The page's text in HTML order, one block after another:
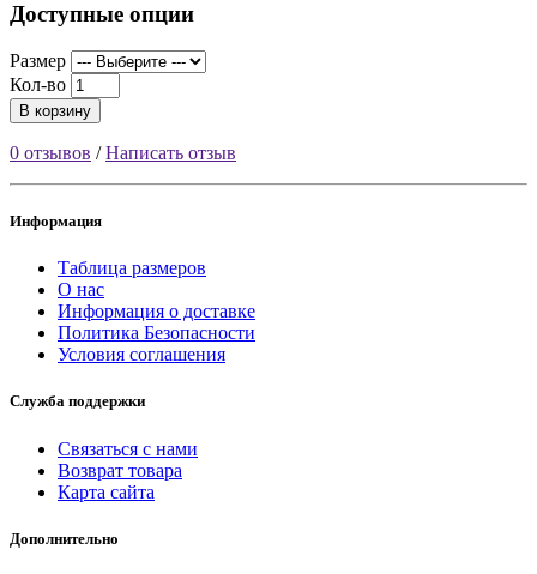
Доступные опции
Размер
Кол-во
В корзину
0 отзывов /Написать отзыв
Информация
Таблица размеров
О нас
Информация о доставке
Политика Безопасности
Условия соглашения
Служба поддержки
Связаться с нами
Возврат товара
Карта сайта
Дополнительно